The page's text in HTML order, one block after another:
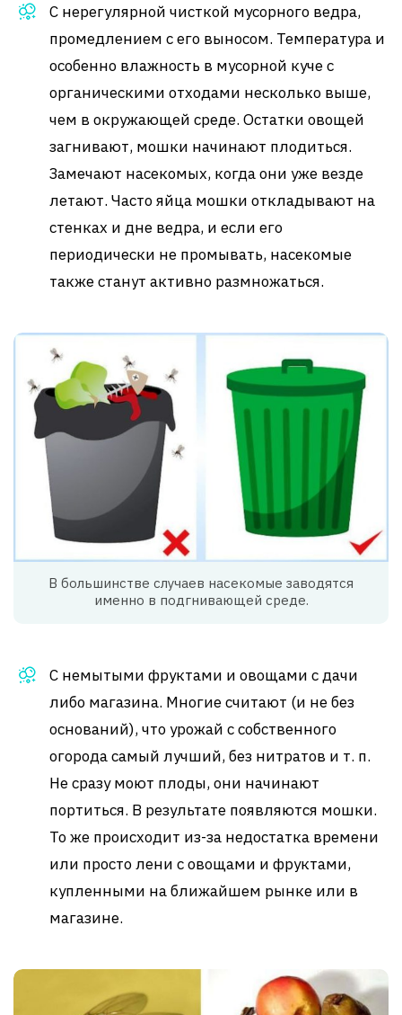
С нерегулярной чисткой мусорного ведра,
промедлением с его выносом. Температура и
особенно влажность в мусорной куче с
органическими отходами несколько выше,
чем в окружающей среде. Остатки овощей
загнивают, мошки начинают плодиться.
Замечают насекомых, когда они уже везде
летают. Часто яйца мошки откладывают на
стенках и дне ведра, и если его
периодически не промывать, насекомые
также станут активно размножаться.
В большинстве случаев насекомые заводятся
именно в подгнивающей среде.
С немытыми фруктами и овощами с дачи
либо магазина. Многие считают (и не без
оснований), что урожай с собственного
огорода самый лучший, без нитратов и т. п.
Не сразу моют плоды, они начинают
портиться. В результате появляются мошки.
То же происходит из-за недостатка времени
или просто лени с овощами и фруктами,
купленными на ближайшем рынке или в
магазине.